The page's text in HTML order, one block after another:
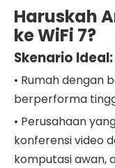
Haruskah
ke WiFi 7?
Skenario Ideal:
• Rumah dengan
berperforma
• Perusahaan
konferensi video
komputasi awan,